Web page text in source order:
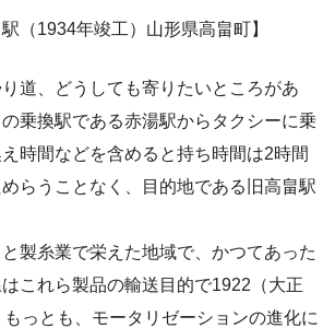
（1934年竣工）山形県高畠町】
道、どうしても寄りたいところがあ
乗換駅である赤湯駅からタクシーに乗
時間などを含めると持ち時間は2時間
らうことなく、目的地である旧高畠駅
製糸業で栄えた地域で、かつてあった
これら製品の輸送目的で1922（大正
っとも、モータリゼーションの進化に